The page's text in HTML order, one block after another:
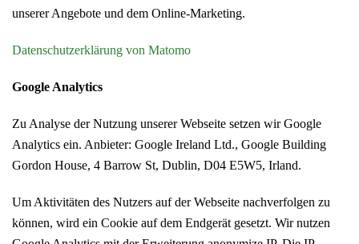
unserer Angebote und dem Online-Marketing.
Datenschutzerklärung von Matomo
Google Analytics
Zu Analyse der Nutzung unserer Webseite setzen wir Google
Analytics ein. Anbieter: Google Ireland Ltd., Google Building
Gordon House, 4 Barrow St, Dublin, D04 E5W5, Irland.
Um Aktivitäten des Nutzers auf der Webseite nachverfolgen zu
können, wird ein Cookie auf dem Endgerät gesetzt. Wir nutzen